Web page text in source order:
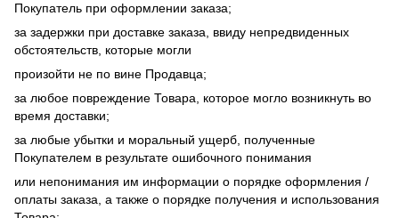
Покупатель при оформлении заказа;
за задержки при доставке заказа, ввиду непредвиденных
обстоятельств, которые могли
произойти не по вине Продавца;
за любое повреждение Товара, которое могло возникнуть во
время доставки;
за любые убытки и моральный ущерб, полученные
Покупателем в результате ошибочного понимания
или непонимания им информации о порядке оформления /
оплаты заказа, а также о порядке получения и использования